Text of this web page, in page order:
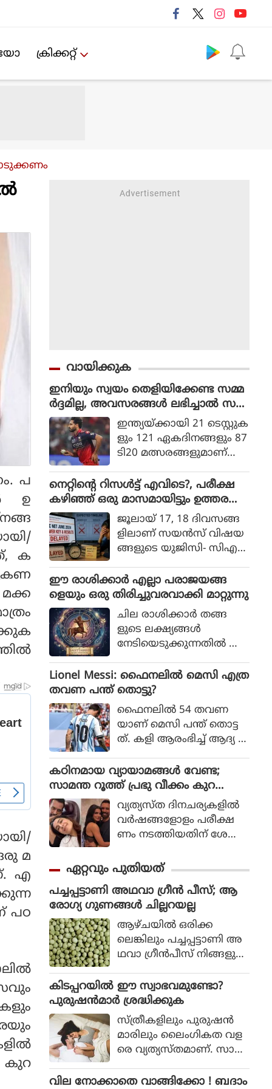
ക്രിക്കറ്റ്‌
പ
ഉ
ക
മ
എ
പഠ
കുറ
വായിക്കുക
ഇനിയും സ്വയം തെളിയിക്കേണ്ട സമ്മ
ർദ്ദമില്ല, അവസരങ്ങൾ ലഭിച്ചാൽ സ
ന്തോഷം അത്രമാത്രം : ഭുവനേശ്വർ
കുമാർ
ഇന്ത്യയ്ക്കായി 21 ടെസ്റ്റുക
ളും 121 ഏകദിനങ്ങളും 87
ടി20 മത്സരങ്ങളുമാണ്
ളിച്ചിട്ടുള്ളത്.
നെറ്റിൻ്റെ റിസൾട്ട് എവിടെ?, പരീക്ഷ
കഴിഞ്ഞ് ഒരു മാസമായിട്ടും ഉത്തര
സൂചിക പോലുമില്ല, ആശങ്കയിൽ
വിദ്യാർഥികൾ
ജൂലായ് 17, 18 ദിവസങ്ങ
ളിലാണ് സയന്‍സ് വിഷയ
ങ്ങളുടെ യുജിസി- സിഎ
കള്‍ നടന്നത്.
ഈ രാശിക്കാര്‍ എല്ലാ പരാജയങ്ങ
ളെയും ഒരു തിരിച്ചുവരവാക്കി മാറ്റുന്നു
ചില രാശിക്കാര്‍ തങ്ങ
ളുടെ ലക്ഷ്യങ്ങള്‍
നേടിയെടുക്കുന്നതില്‍ അ
മുള്ളവരുമാണെന്ന് പറയ
പ്പെടുന്നു. എത്ര പരാജയ
ങ്ങള്‍ നേരിട്ടാലും അവര്‍
തങ്ങളുടെ സ്വപ്നങ്ങള്‍
സാക്ഷാത്കരിക്കാന്‍ ശ്ര
മിച്ചുകൊണ്ടിരിക്കും.
Lionel Messi: ഫൈനലിൽ മെസി എത്ര
തവണ പന്ത് തൊട്ടു?
ഫൈനലിൽ 54 തവണ
യാണ് മെസി പന്ത് തൊട്ട
ത്. കളി ആരംഭിച്ച് ആദ്യ 1
ച്ച് മാത്രം
കഠിനമായ വ്യായാമങ്ങള്‍ വേണ്ട;
സാമന്ത റൂത്ത് പ്രഭു വീക്കം കുറ
യ്ക്കുന്നതിനുള്ള ഏഴ് പ്രഭാത ശീലങ്ങ
ള്‍ പങ്കുവയ്ക്കുന്നു
വ്യത്യസ്ത ദിനചര്യകളില്‍
വര്‍ഷങ്ങളോളം പരീക്ഷ
ണം നടത്തിയതിന് ശേഷം
രിശീലനങ്ങള്‍ ജീവിത
ത്തിന്റെ ഭാഗമായി
മാറിയിരിക്കുന്നുവെന്ന്
സാമന്ത പറയുന്നു, ഇ
പ്പോള്‍ 21 ദിവസത്തേക്ക്
അവ പ
രീക്ഷിച്ചുനോക്കാന്‍ അവര്‍
പ്രോത്സാഹിപ്പിക്കുന്നു.
ഏറ്റവും പുതിയത്
പച്ചപ്പട്ടാണി അഥവാ ഗ്രീൻ പീസ്; ആ
രോഗ്യ ഗുണങ്ങൾ ചില്ലറയല്ല
ആഴ്ചയിൽ ഒരിക്ക
ലെങ്കിലും പച്ചപ്പട്ടാണി അ
ഥവാ ഗ്രീൻപീസ് നിങ്ങളുടെ
പ്പെടുത്തണം. ആരോഗ്യ
ഗുണങ്ങളിൽ കേമനാണ്
പച്ചപ്പട്ടാണി.
ബ്രേക്ക്ഫാസ്റ്റിൽ പച്ചപ്പ
ട്ടാണി ഉൾപ്പെടുന്നത് ഏറെ
ഗുണം ചെയ്യും.
കിടപ്പറയിൽ ഈ സ്വാഭവമുണ്ടോ?
പുരുഷൻമാർ ശ്രദ്ധിക്കുക
സ്ത്രീകളിലും പുരുഷൻ
മാരിലും ലൈംഗികത വള
രെ വ്യത്യസ്തമാണ്. സാവ
സ്ത്രീകളിൽ ലൈംഗിക ഉ
വില നോക്കാതെ വാങ്ങിക്കോ ! ബദാം